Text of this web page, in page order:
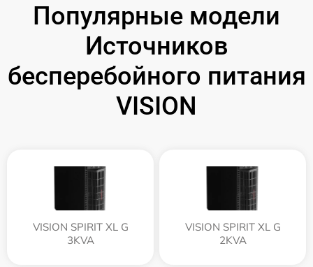
Популярные модели
Источников
бесперебойного питания
VISION
VISION SPIRIT XL G
3KVA
VISION SPIRIT XL G
2KVA